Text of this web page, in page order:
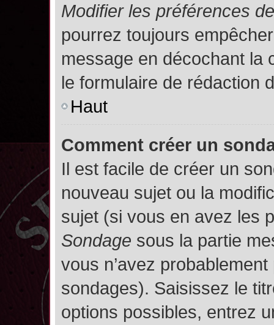
Modifier les préférences
pourrez toujours
message en décochant la
le formulaire de rédaction
Haut
Comment créer un
Il est facile de créer un
nouveau sujet ou la
sujet (si vous en avez les
Sondage sous la partie
vous n’avez
sondages). Saisissez le
options possibles, entrez